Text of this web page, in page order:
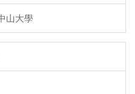
山大學